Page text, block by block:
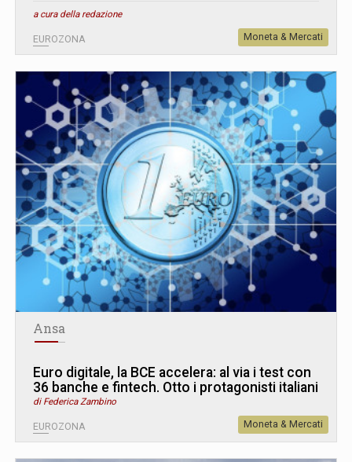
a cura della redazione
EUROZONA Moneta & Mercati
Ansa
Euro digitale, la BCE accelera: al via i test con
36 banche e fintech. Otto i protagonisti italiani
di Federica Zambino
EUROZONA Moneta & Mercati